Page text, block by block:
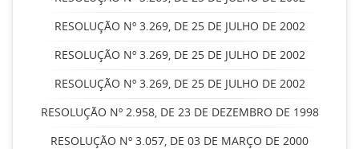
RESOLUÇÃO Nº 3.269, DE 25 DE JULHO DE 2002
RESOLUÇÃO Nº 3.269, DE 25 DE JULHO DE 2002
RESOLUÇÃO Nº 3.269, DE 25 DE JULHO DE 2002
RESOLUÇÃO Nº 2.958, DE 23 DE DEZEMBRO DE 1998
RESOLUÇÃO Nº 3.057, DE 03 DE MARÇO DE 2000